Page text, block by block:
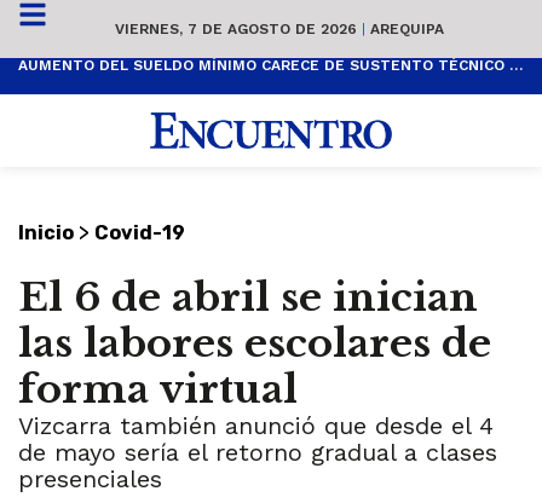
VIERNES, 7 DE AGOSTO DE 2026 | AREQUIPA
AUMENTO DEL SUELDO MÍNIMO CARECE DE SUSTENTO TÉCNICO Y ES POPULISTA
Inicio > Covid-19
El 6 de abril se inician
las labores escolares de
forma virtual
Vizcarra también anunció que desde el 4
de mayo sería el retorno gradual a clases
presenciales